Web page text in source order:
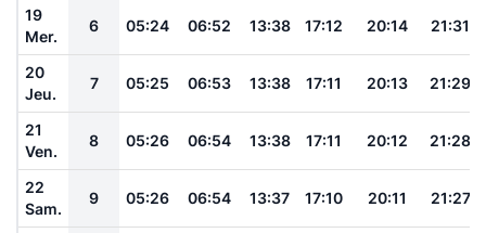
19
Mer.
6 05:24 06:52 13:38 17:12 20:14 21:31
20
Jeu.
7 05:25 06:53 13:38 17:11 20:13 21:29
21
Ven.
8 05:26 06:54 13:38 17:11 20:12 21:28
22
Sam.
9 05:26 06:54 13:37 17:10 20:11 21:27